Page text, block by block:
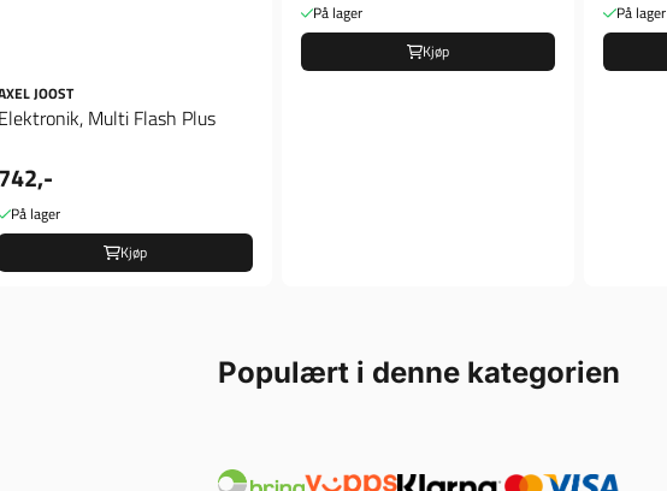
JOOST
Elektronik, Multi Flash Plus
742,-
På lager
Kjøp
På lager
Kjøp
På lager
Populært i denne kategorien